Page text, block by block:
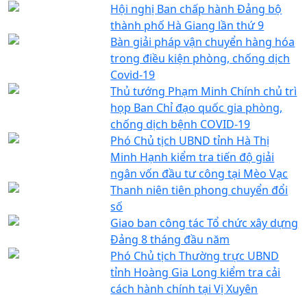
Hội nghị Ban chấp hành Đảng bộ
thành phố Hà Giang lần thứ 9
Bàn giải pháp vận chuyển hàng hóa
trong điều kiện phòng, chống dịch
Covid-19
Thủ tướng Phạm Minh Chính chủ trì
họp Ban Chỉ đạo quốc gia phòng,
chống dịch bệnh COVID-19
Phó Chủ tịch UBND tỉnh Hà Thị
Minh Hạnh kiểm tra tiến độ giải
ngân vốn đầu tư công tại Mèo Vạc
Thanh niên tiên phong chuyển đổi
số
Giao ban công tác Tổ chức xây dựng
Đảng 8 tháng đầu năm
Phó Chủ tịch Thường trực UBND
tỉnh Hoàng Gia Long kiểm tra cải
cách hành chính tại Vị Xuyên